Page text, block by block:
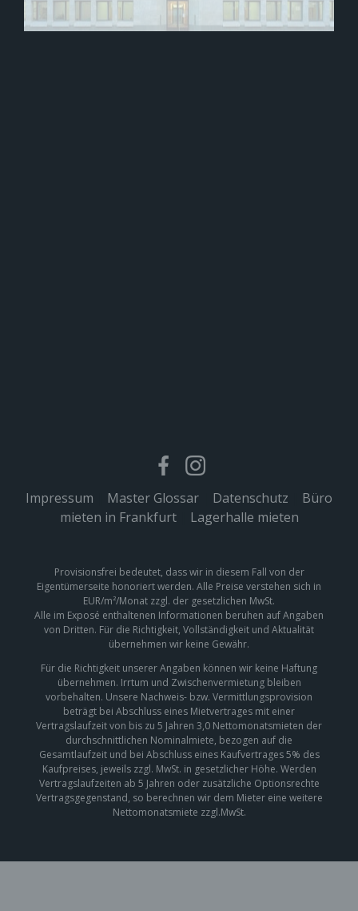
Impressum Master Glossar Datenschutz
Büro
mieten in Frankfurt| Lagerhalle mieten
Provisionsfrei bedeutet, dass wir in diesem Fall von der
Eigentümerseite honoriert werden. Alle Preise verstehen sich in
EUR/m²/Monat zzgl. der gesetzlichen MwSt.
Alle im Exposé enthaltenen Informationen beruhen auf Angaben
von Dritten. Für die Richtigkeit, Vollständigkeit und Aktualität
übernehmen wir keine Gewähr.
Für die Richtigkeit unserer Angaben können wir keine Haftung
übernehmen. Irrtum und Zwischenvermietung bleiben
vorbehalten. Unsere Nachweis- bzw. Vermittlungsprovision
beträgt bei Abschluss eines Mietvertrages mit einer
Vertragslaufzeit von bis zu 5 Jahren 3,0 Nettomonatsmieten der
durchschnittlichen Nominalmiete, bezogen auf die
Gesamtlaufzeit und bei Abschluss eines Kaufvertrages 5% des
Kaufpreises, jeweils zzgl. MwSt. in gesetzlicher Höhe. Werden
Vertragslaufzeiten ab 5 Jahren oder zusätzliche Optionsrechte
Vertragsgegenstand, so berechnen wir dem Mieter eine weitere
Nettomonatsmiete zzgl.MwSt.